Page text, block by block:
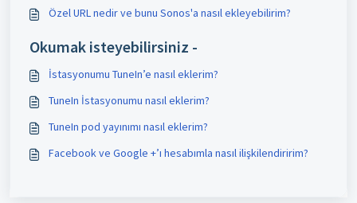
Özel URL nedir ve bunu Sonos'a nasıl ekleyebilirim?
Okumak isteyebilirsiniz -
İstasyonumu TuneIn’e nasıl eklerim?
TuneIn İstasyonumu nasıl eklerim?
TuneIn pod yayınımı nasıl eklerim?
Facebook ve Google +’ı hesabımla nasıl ilişkilendiririm?